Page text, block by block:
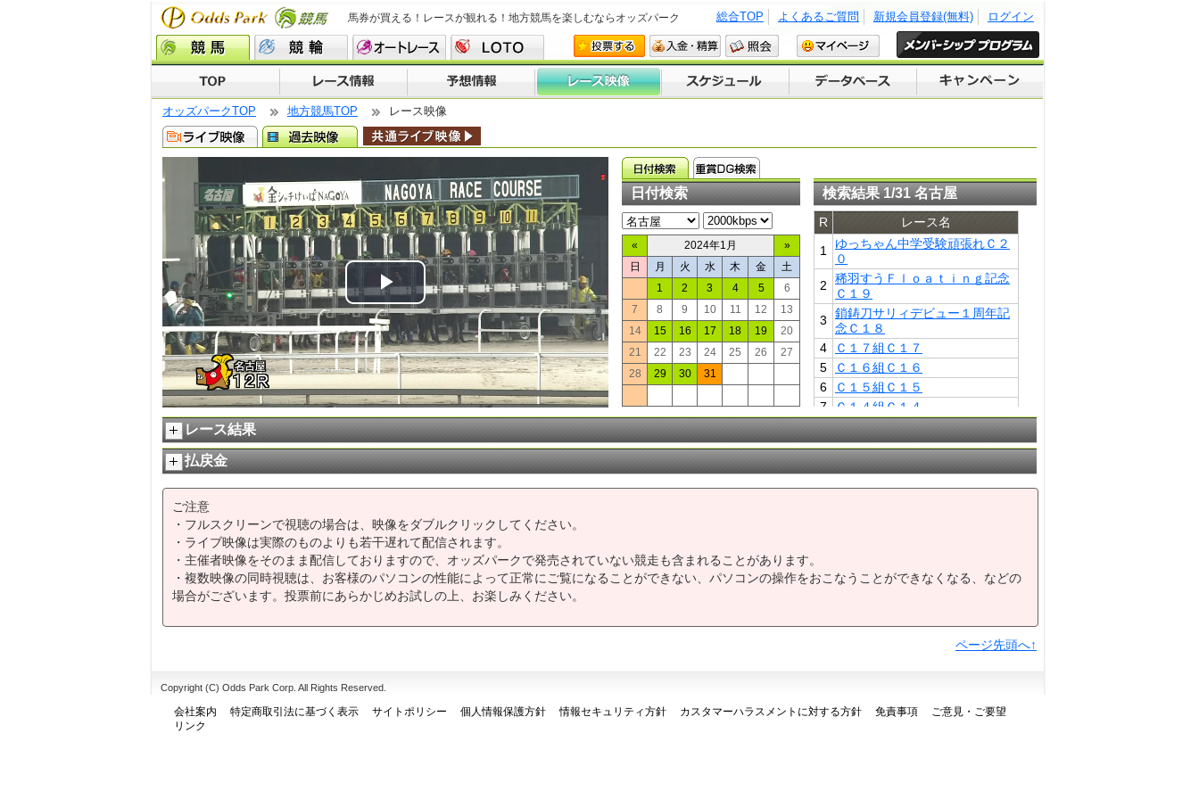
馬券が買える！レースが観れる！地方競馬を楽しむならオッズパーク ログイン
新規会員登録(無料)
よくあるご質問
総合TOP
オッズパークTOP 地方競馬TOP レース映像
Play
Video
日付検索
« 2024年1月
»
日
月 火 水 木 金
土
1
2 3 4 5
6
7
8 9 10 11 12
13
14
15 16 17 18 19
20
21
22 23 24 25 26
27
28
29 30 31
検索結果 1/31 名古屋
R
レース名
1
ゆっちゃん中学受験頑張れＣ２
０
2
稀羽すうＦｌｏａｔｉｎｇ記念
Ｃ１９
3
鎖鋳刀サリィデビュー１周年記
念Ｃ１８
4
Ｃ１７組Ｃ１７
5
Ｃ１６組Ｃ１６
6
Ｃ１５組Ｃ１５
7
Ｃ１４組Ｃ１４
8 Ｂ６組Ｂ６
9 Ｂ５組Ｂ５
10 梅桜賞（Ｐ）３歳牝馬オープン
11 白魚特別Ａ３特別
レース結果
払戻金
ご注意
・フルスクリーンで視聴の場合は、映像をダブルクリックしてください。
・ライブ映像は実際のものよりも若干遅れて配信されます。
・主催者映像をそのまま配信しておりますので、オッズパークで発売されていない競走も含まれることがあります。
・複数映像の同時視聴は、お客様のパソコンの性能によって正常にご覧になることができない、パソコンの操作をおこなうことができなくなる、などの
場合がございます。投票前にあらかじめお試しの上、お楽しみください。
ページ先頭へ↑
Copyright (C) Odds Park Corp. All Rights Reserved.
会社案内 特定商取引法に基づく表示 サイトポリシー 個人情報保護方針 情報セキュリティ方針 カスタマーハラスメントに対する方針 免責事項
ご意見・ご要望
リンク